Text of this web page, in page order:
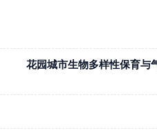
花园城市生物多样性保育与